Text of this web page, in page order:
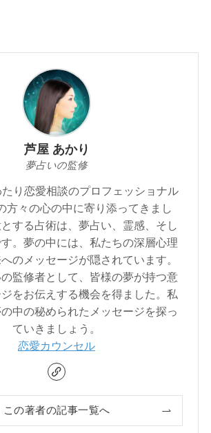
芦屋 あかり
夢占いの監修
り恋愛相談のプロフェッショナル
方々の心の中に寄り添ってきまし
する占術は、夢占い、霊感、そし
。夢の中には、私たちの深層心理
のメッセージが隠されています。
監修者として、皆様の夢が持つ意
をお伝えする機会を得ました。私
中の秘められたメッセージを探っ
ていきましょう。
恋愛カウンセル
この著者の記事一覧へ